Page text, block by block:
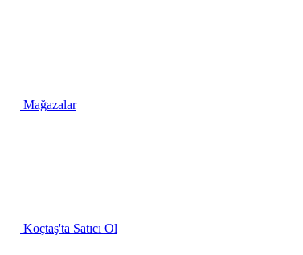
Mağazalar
Koçtaş'ta Satıcı Ol